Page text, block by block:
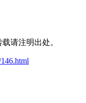
请注明出处。